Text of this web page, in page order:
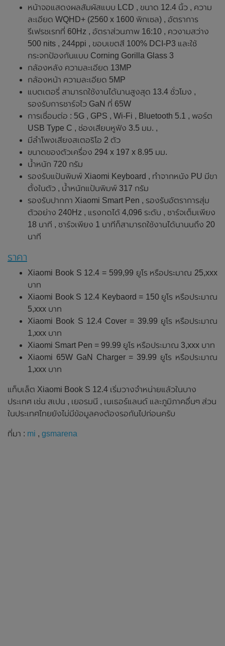
หน้าจอแสดงผลสัมผัสแบบ LCD , ขนาด 12.4 นิ้ว , ความ
ละเอียด WQHD+ (2560 x 1600 พิกเซล) , อัตราการ
รีเฟรชเรทที่ 60Hz , อัตราส่วนภาพ 16:10 , ควงามสว่าง
500 nits , 244ppi , ขอบเขตสี 100% DCI-P3 และใช้
กระจกป้องกันแบบ Corning Gorilla Glass 3
กล้องหลัง ความละเอียด 13MP
กล้องหน้า ความละเอียด 5MP
แบตเตอรี่ สามารถใช้งานได้นานสูงสุด 13.4 ชั่วโมง ,
รองรับการชาร์จไว GaN ที่ 65W
การเชื่อมต่อ : 5G , GPS , Wi-Fi , Bluetooth 5.1 , พอร์ต
USB Type C , ช่องเสียบหูฟัง 3.5 มม. ,
มีลำโพงเสียงสเตอริโอ 2 ตัว
ขนาดของตัวเครื่อง 294 x 197 x 8.95 มม.
น้ำหนัก 720 กรัม
รองรับแป้นพิมพ์ Xiaomi Keyboard , ทำจากหนัง PU มีขา
ตั้งในตัว , น้ำหนักแป้นพิมพ์ 317 กรัม
รองรับปากกา Xiaomi Smart Pen , รองรับอัตราการสุ่ม
ตัวอย่าง 240Hz , แรงกดได้ 4,096 ระดับ , ชาร์จเต็มเพียง
18 นาที , ชาร์จเพียง 1 นาทีก็สามารถใช้งานได้นานนถึง 20
นาที
ราคา
Xiaomi Book S 12.4 = 599,99 ยูโร หรือประมาณ 25,xxx
บาท
Xiaomi Book S 12.4 Keybaord = 150 ยูโร หรือประมาณ
5,xxx บาท
Xiaomi Book S 12.4 Cover = 39.99 ยูโร หรือประมาณ
1,xxx บาท
Xiaomi Smart Pen = 99.99 ยูโร หรือประมาณ 3,xxx บาท
Xiaomi 65W GaN Charger = 39.99 ยูโร หรือประมาณ
1,xxx บาท
แท็บเล็ต Xiaomi Book S 12.4 เริ่มวางจำหน่ายแล้วในบาง
ประเทศ เช่น สเปน , เยอรมนี , เนเธอร์แลนด์ และภูมิภาคอื่นๆ ส่วน
ในประเทศไทยยังไม่มีข้อมูลคงต้องรอกันไปก่อนครับ
ที่มา : mi , gsmarena